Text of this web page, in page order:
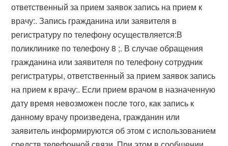
ответственный за прием заявок запись на прием к
врачу:. Запись гражданина или заявителя в
регистратуру по телефону осуществляется:В
поликлинике по телефону 8 ;. В случае обращения
гражданина или заявителя по телефону сотрудник
регистратуры, ответственный за прием заявок запись
на прием к врачу:. Если прием врачом в назначенную
дату время невозможен после того, как запись к
данному врачу произведена, гражданин или
заявитель информируются об этом с использованием